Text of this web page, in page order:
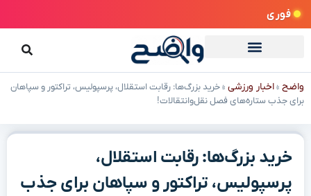
فوری
واضح »اخبار ورزشی »خرید بزرگ‌ها: رقابت استقلال، پرسپولیس، تراکتور و سپاهان
برای جذب ستاره‌های فصل نقل‌وانتقالات!
خرید بزرگ‌ها: رقابت استقلال،
پرسپولیس، تراکتور و سپاهان برای جذب